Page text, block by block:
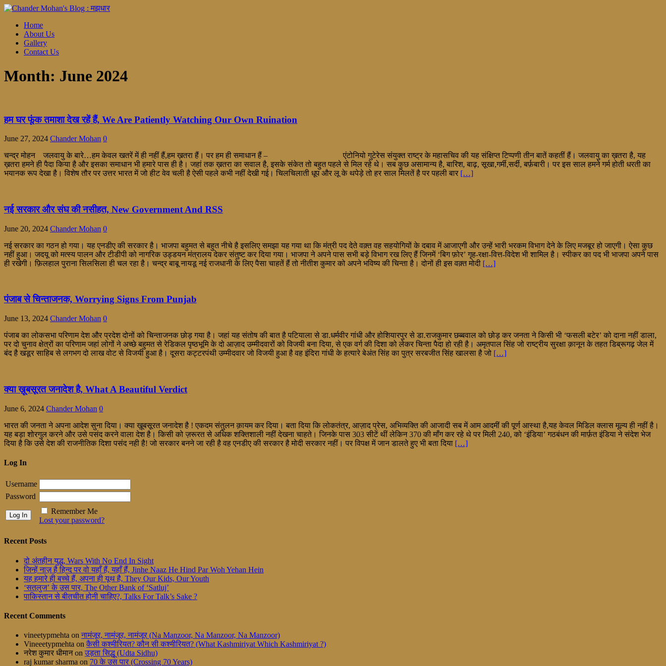
Home
About Us
Gallery
Contact Us
Month: June 2024
हम घर फूंक तमाशा देख रहें हैं, We Are Patiently Watching Our Own Ruination
June 27, 2024 Chander Mohan 0
चन्द्र मोहन जलवायु के बारे…हम केवल खतरें में ही नहीं हैं,हम ख़तरा हैं। पर हम ही समाधान हैं – एंटोनियो गुटेरेस संयुक्त राष्ट्र के महासचिव की यह संक्षिप्त टिप्पणी तीन बातें कहतीं हैं। जलवायु का ख़तरा है, यह
ख़तरा हमने ही पैदा किया है और इसका समाधान भी हमारे पास ही है। जहां तक ख़तरा का सवाल है, इसके संकेत तो बहुत पहले से मिल रहे थे। सब कुछ असामान्य है, बारिश, बाढ़, सूखा,गर्मी,सर्दी, बर्फ़बारी। पर इस साल हमने गर्म होती धरती का
भयानक रूप देखा है। विशेष तौर पर उत्तर भारत में जो हीट वेव चली है ऐसी पहले कभी नहीं देखी गई। चिलचिलाती धूप और लू के थपेड़े तो हर साल मिलतें है पर पहली बार […]
नई सरकार और संघ की नसीहत, New Government And RSS
June 20, 2024 Chander Mohan 0
नई सरकार का गठन हो गया। यह एनडीए की सरकार है। भाजपा बहुमत से बहुत नीचे है इसलिए समझा यह गया था कि मंत्री पद देते वक़्त वह सहयोगियों के दबाव में आजाएगी और उन्हें भारी भरकम विभाग देने के लिए मजबूर हो जाएगी। ऐसा कुछ
नहीं हुआ। जदयू को मत्स्य पालन और टीडीपी को नागरिक उड्डयन मंत्रालय देकर संतुष्ट कर दिया गया। भाजपा ने अपने पास सभी बड़े विभाग रख लिए हैं जिनमें ‘बिग फ़ोर’ गृह-रक्षा-वित्त-विदेश भी शामिल है। स्पीकर का पद भी भाजपा अपने पास
ही रखेगी। फ़िलहाल पुराना सिलसिला ही चल रहा है। चन्द्र बाबू नायडू नई राजधानी के लिए पैसा चाहतें हैं तो नीतीश कुमार को अपने भविष्य की चिन्ता है। दोनों ही इस वक़्त मोदी […]
पंजाब से चिन्ताजनक, Worrying Signs From Punjab
June 13, 2024 Chander Mohan 0
पंजाब का लोकसभा परिणाम देश और प्रदेश दोनों को चिन्ताजनक छोड़ गया है। जहां यह संतोष की बात है पटियाला से डा.धर्मवीर गांधी और होशियारपुर से डा.राजकुमार छब्बवाल को छोड़ कर जनता ने किसी भी ‘फसली बटेर’ को दाना नहीं डाला,
पर दो चुनाव क्षेत्रों का परिणाम जहां लोगों ने अच्छे बहुमत से रेडिकल पृष्ठभूमि के दो आज़ाद उम्मीदवारों को विजयी बना दिया, से एक वर्ग की दिशा को लेकर चिन्ता पैदा हो रही है। अमृतपाल सिंह जो राष्ट्रीय सुरक्षा क़ानून के तहत डिब्रूगढ़ जेल में
बंद है खडूर साहिब से लगभग दो लाख वोट से विजयी हुआ है। दूसरा कट्टरपंथी उम्मीदवार जो विजयी हुआ है वह इंदिरा गांधी के हत्यारे बेअंत सिंह का पुत्र सरबजीत सिंह खालसा है जो […]
क्या ख़ूबसूरत जनादेश है, What A Beautiful Verdict
June 6, 2024 Chander Mohan 0
भारत की जनता ने अपना आदेश सुना दिया। क्या ख़ूबसूरत जनादेश है ! एकदम संतुलन क़ायम कर दिया। बता दिया कि लोकतंत्र, आज़ाद प्रेस, अभिव्यक्ति की आजादी सब में आम आदमीं की पूर्ण आस्था है,यह केवल मिडिल क्लास मूल्य ही नहीं है।
यह बड़ा शोरगुल करने और उसे पसंद करने वाला देश है। किसी को ज़रूरत से अधिक शक्तिशाली नहीं देखना चाहते। जिनके पास 303 सीटें थीं लेकिन 370 की माँग कर रहे थे पर मिली 240, को ‘इंडिया’ गठबंधन की मार्फ़त इंडिया ने संदेश भेज
दिया है कि उसे देश की राजनीतिक दिशा पसंद नही है! जो सरकार बनने जा रही है वह एनडीए की सरकार है मोदी सरकार नहीं। पर विपक्ष में जान डालते हुए भी बता दिया […]
Log In
Username
Password
Remember Me
Lost your password?
Recent Posts
दो अंतहीन युद्ध, Wars With No End In Sight
जिन्हें नाज़ है हिन्द पर वो यहाँ हैं, यहाँ हैं, Jinhe Naaz He Hind Par Woh Yehan Hein
यह हमारे ही बच्चे हैं, अपना ही यूथ है, They Our Kids, Our Youth
‘सतलुज’ के उस पार, The Other Bank of ‘Satluj’
पाकिस्तान से बीतचीत होनी चाहिए?, Talks For Talk’s Sake ?
Recent Comments
vineetypmehta on नामंजूर, नामंजूर, नामंजूर (Na Manzoor, Na Manzoor, Na Manzoor)
Vineeetypmehta on कैसी कश्मीरियत? कौन सी कश्मीरियत? (What Kashmiriyat Which Kashmiriyat ?)
नरेश कुमार धीमानon उड़ता सिद्धू (Udta Sidhu)
raj kumar sharma on 70 के उस पार (Crossing 70 Years)